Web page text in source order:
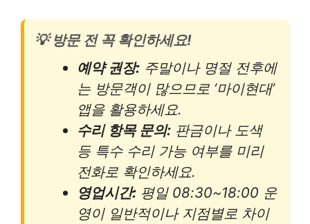
💡 방문 전 꼭 확인하세요!
예약 권장: 주말이나 명절 전후에
는 방문객이 많으므로 ‘마이현대’
앱을 활용하세요.
수리 항목 문의: 판금이나 도색
등 특수 수리 가능 여부를 미리
전화로 확인하세요.
영업시간: 평일 08:30~18:00 운
영이 일반적이나 지점별로 차이